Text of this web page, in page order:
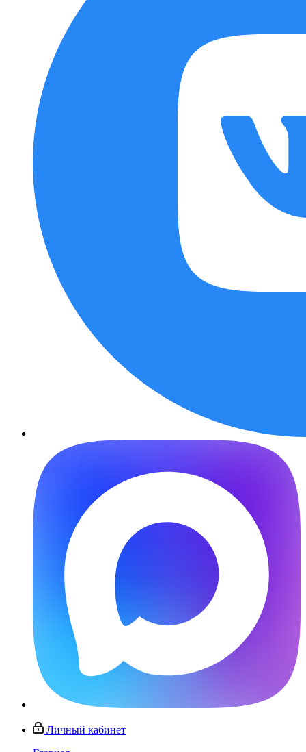
Личный кабинет